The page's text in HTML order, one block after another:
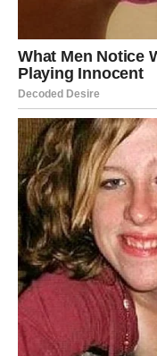
porodicu. U ljubavi
Početak sedmice ti
trud koji ulažeš
VODOLIJA
Početak sedmice
na staru situaciju.
pronađeš ljude koji
kreativnost dolazi do
autentičnu
podseća da je tvoja
RIBE